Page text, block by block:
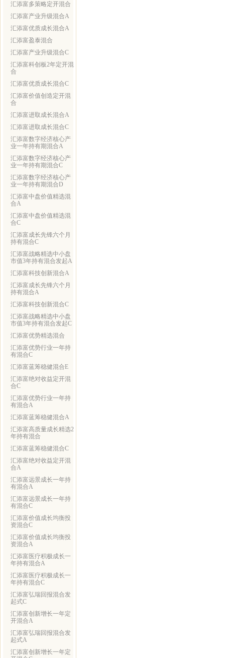
汇添富多策略定开混合
汇添富产业升级混合A
汇添富优质成长混合A
汇添富盈泰混合
汇添富产业升级混合C
汇添富科创板2年定开混
合
汇添富优质成长混合C
汇添富价值创造定开混
合
汇添富进取成长混合A
汇添富进取成长混合C
汇添富数字经济核心产
业一年持有期混合A
汇添富数字经济核心产
业一年持有期混合C
汇添富数字经济核心产
业一年持有期混合D
汇添富中盘价值精选混
合A
汇添富中盘价值精选混
合C
汇添富成长先锋六个月
持有混合C
汇添富战略精选中小盘
市值3年持有混合发起A
汇添富科技创新混合A
汇添富成长先锋六个月
持有混合A
汇添富科技创新混合C
汇添富战略精选中小盘
市值3年持有混合发起C
汇添富优势精选混合
汇添富优势行业一年持
有混合C
汇添富蓝筹稳健混合E
汇添富绝对收益定开混
合C
汇添富优势行业一年持
有混合A
汇添富蓝筹稳健混合A
汇添富高质量成长精选2
年持有混合
汇添富蓝筹稳健混合C
汇添富绝对收益定开混
合A
汇添富远景成长一年持
有混合A
汇添富远景成长一年持
有混合C
汇添富价值成长均衡投
资混合C
汇添富价值成长均衡投
资混合A
汇添富医疗积极成长一
年持有混合A
汇添富医疗积极成长一
年持有混合C
汇添富弘瑞回报混合发
起式C
汇添富创新增长一年定
开混合A
汇添富弘瑞回报混合发
起式A
汇添富创新增长一年定